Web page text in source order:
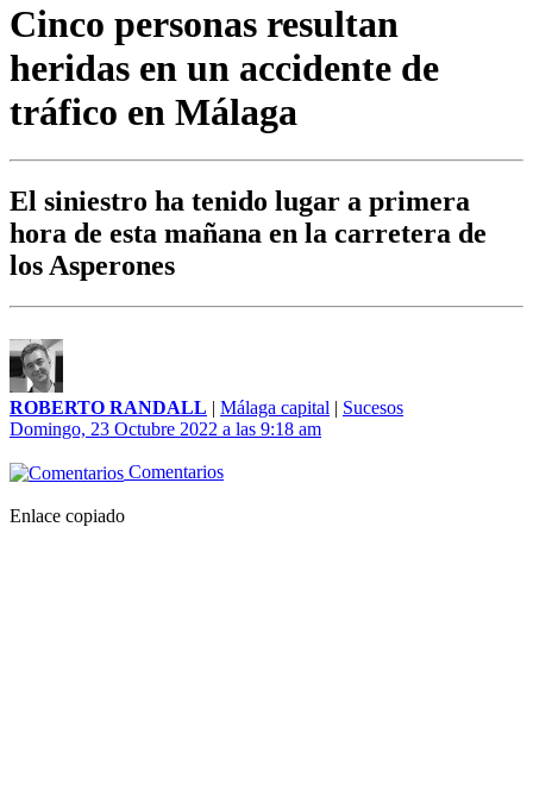
Cinco personas resultan
heridas en un accidente de
tráfico en Málaga
El siniestro ha tenido lugar a primera
hora de esta mañana en la carretera de
los Asperones
ROBERTO RANDALL | Málaga capital | Sucesos
Domingo, 23 Octubre 2022 a las 9:18 am
Comentarios
Enlace copiado